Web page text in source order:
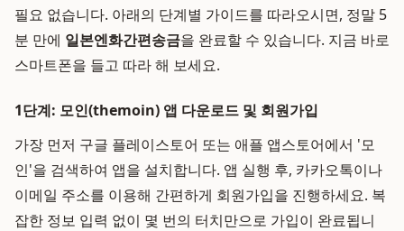
필요 없습니다. 아래의 단계별 가이드를 따라오시면, 정말 5
분 만에 일본엔화간편송금을 완료할 수 있습니다. 지금 바로
스마트폰을 들고 따라 해 보세요.
1단계: 모인(themoin) 앱 다운로드 및 회원가입
가장 먼저 구글 플레이스토어 또는 애플 앱스토어에서 '모
인'을 검색하여 앱을 설치합니다. 앱 실행 후, 카카오톡이나
이메일 주소를 이용해 간편하게 회원가입을 진행하세요. 복
잡한 정보 입력 없이 몇 번의 터치만으로 가입이 완료됩니